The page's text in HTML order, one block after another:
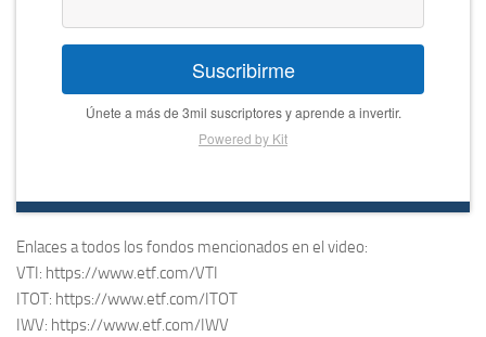
Suscribirme
Únete a más de 3mil suscriptores y aprende a invertir.
Powered by Kit
Enlaces a todos los fondos mencionados en el video:
VTI: https://www.etf.com/VTI
ITOT: https://www.etf.com/ITOT
IWV: https://www.etf.com/IWV